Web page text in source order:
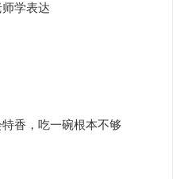
学表达
香，吃一碗根本不够